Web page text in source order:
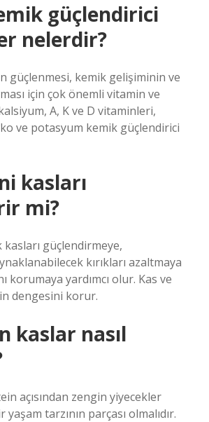
güçlendirici
nelerdir?
güçlenmesi, kemik gelişiminin ve
için çok önemli vitamin ve
A, K ve D vitaminleri,
ve potasyum kemik güçlendirici
kasları
mi?
güçlendirmeye,
kırıkları azaltmaya
korumaya yardımcı olur. Kas ve
dengesini korur.
kaslar nasıl
açısından zengin yiyecekler
yaşam tarzının parçası olmalıdır.